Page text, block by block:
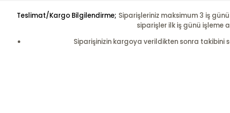
Teslimat/Kargo Bilgilendirme; Siparişleriniz maksimum 3 iş
siparişler ilk iş günü
Siparişinizin kargoya verildikten sonra takibini